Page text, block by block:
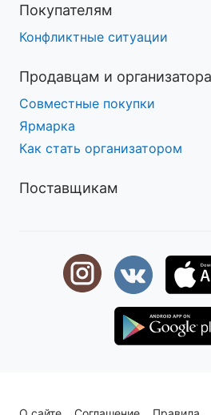
Покупателям
Конфликтные ситуации
Продавцам и
Совместные покупки
Ярмарка
Как стать организатором
Поставщикам